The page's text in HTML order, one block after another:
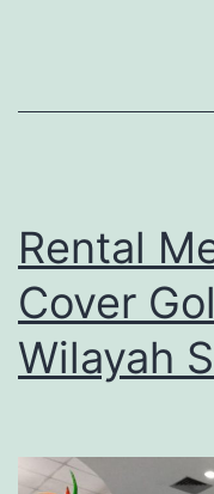
Rental
Cover
Wilayah